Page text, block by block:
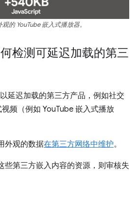
的 YouTube 嵌入式播放器。
检测可延迟加载的第三
延迟加载的第三方产品，例如社交
频（例如 YouTube 嵌入式播放
外观的数据在第三方网络中维护。
些第三方嵌入内容的资源，则审核失